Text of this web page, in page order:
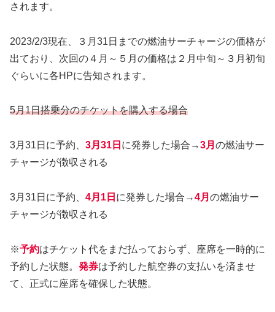
されます。
2023/2/3現在、３月31日までの燃油サーチャージの価格が
出ており、次回の４月～５月の価格は２月中旬～３月初旬
ぐらいに各HPに告知されます。
5月1日搭乗分のチケットを購入する場合
3月31日に予約、 3月31日 に発券した場合→3月 の燃油サー
チャージが徴収される
3月31日に予約、 4月1日 に発券した場合→4月 の燃油サー
チャージが徴収される
※予約はチケット代をまだ払っておらず、座席を一時的に
予約した状態。 発券は予約した航空券の支払いを済ませ
て、正式に座席を確保した状態。